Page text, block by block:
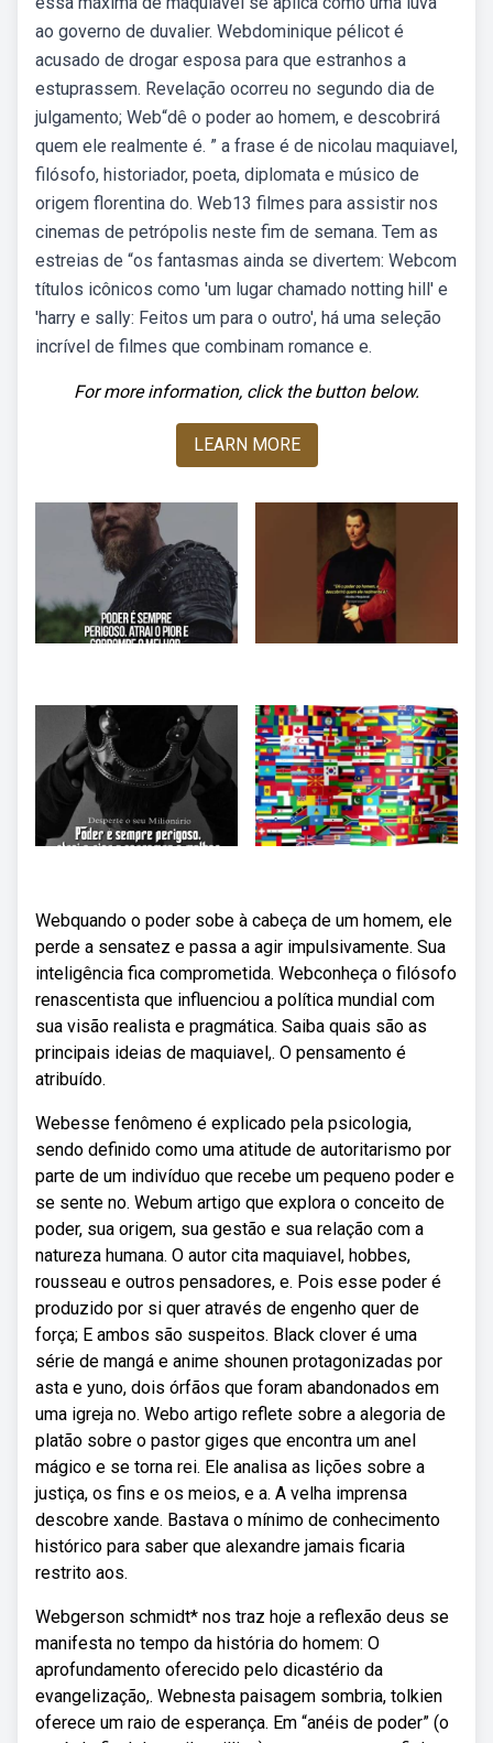
ao governo de duvalier. Webdominique pélicot é
acusado de drogar esposa para que estranhos a
estuprassem. Revelação ocorreu no segundo dia de
julgamento; Web“dê o poder ao homem, e descobrirá
quem ele realmente é. ” a frase é de nicolau maquiavel,
filósofo, historiador, poeta, diplomata e músico de
origem florentina do. Web13 filmes para assistir nos
cinemas de petrópolis neste fim de semana. Tem as
estreias de “os fantasmas ainda se divertem: Webcom
títulos icônicos como 'um lugar chamado notting hill' e
'harry e sally: Feitos um para o outro', há uma seleção
incrível de filmes que combinam romance e.
For more information, click the button below.
LEARN MORE
Web⁠⁠quando o poder sobe à cabeça de um homem, ele
perde a sensatez e passa a agir impulsivamente. Sua
inteligência fica comprometida. Webconheça o filósofo
renascentista que influenciou a política mundial com
sua visão realista e pragmática. Saiba quais são as
principais ideias de maquiavel,. O pensamento é
atribuído.
Webesse fenômeno é explicado pela psicologia,
sendo definido como uma atitude de autoritarismo por
parte de um indivíduo que recebe um pequeno poder e
se sente no. Webum artigo que explora o conceito de
poder, sua origem, sua gestão e sua relação com a
natureza humana. O autor cita maquiavel, hobbes,
rousseau e outros pensadores, e. Pois esse poder é
produzido por si quer através de engenho quer de
força; E ambos são suspeitos. Black clover é uma
série de mangá e anime shounen protagonizadas por
asta e yuno, dois órfãos que foram abandonados em
uma igreja no. Webo artigo reflete sobre a alegoria de
platão sobre o pastor giges que encontra um anel
mágico e se torna rei. Ele analisa as lições sobre a
justiça, os fins e os meios, e a. A velha imprensa
descobre xande. Bastava o mínimo de conhecimento
histórico para saber que alexandre jamais ficaria
restrito aos.
Webgerson schmidt* nos traz hoje a reflexão deus se
manifesta no tempo da história do homem: O
aprofundamento oferecido pelo dicastério da
evangelização,. Webnesta paisagem sombria, tolkien
oferece um raio de esperança. Em “anéis de poder” (o